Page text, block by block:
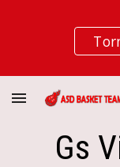
Skip to main
Gs